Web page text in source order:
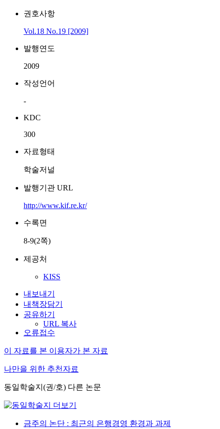
권호사항
Vol.18 No.19 [2009]
발행연도
2009
작성언어
-
KDC
300
자료형태
학술저널
발행기관 URL
http://www.kif.re.kr/
수록면
8-9(2쪽)
제공처
KISS
내보내기
내책장담기
공유하기
URL 복사
오류접수
이 자료를 본 이용자가 본 자료
나만을 위한 추천자료
동일학술지(권/호) 다른 논문
금주의 논단 : 최근의 은행경영 환경과 과제